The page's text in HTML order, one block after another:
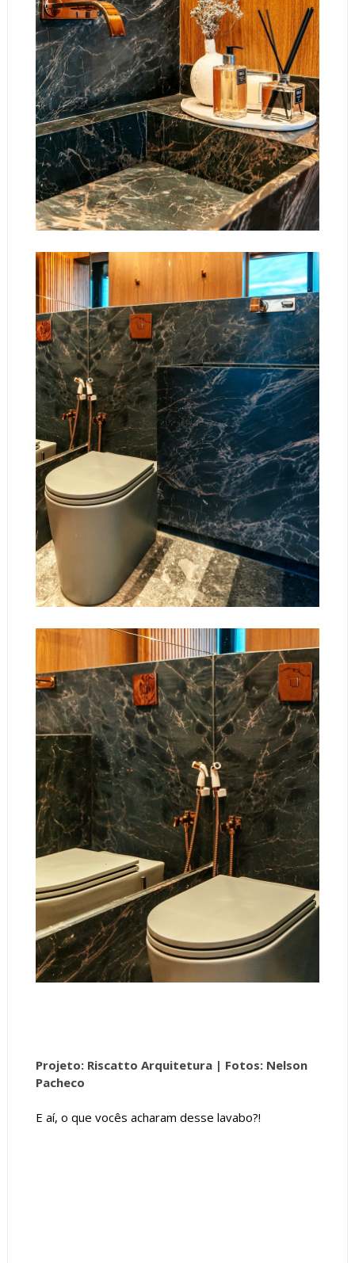
Projeto: Riscatto Arquitetura | Fotos: Nelson
Pacheco
E aí, o que vocês acharam desse lavabo?!